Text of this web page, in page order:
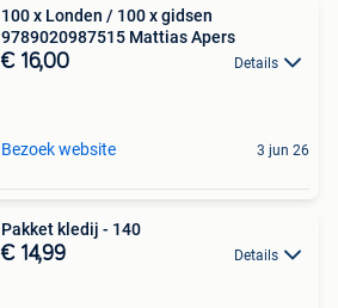
100 x Londen / 100 x gidsen
9789020987515 Mattias Apers
€ 16,00 Details
Bezoek website 3 jun 26
Pakket kledij - 140
€ 14,99 Details